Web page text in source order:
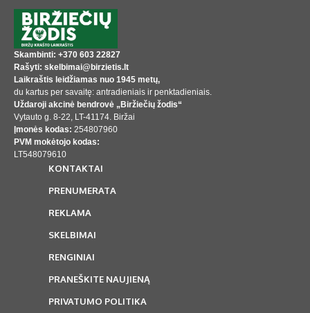
Skambinti: +370 603 22827
Rašyti: skelbimai@birzietis.lt
Laikraštis leidžiamas nuo 1945 metų,
du kartus per savaitę: antradieniais ir penktadieniais.
Uždaroji akcinė bendrovė „Biržiečių žodis“
Vytauto g. 8-22, LT-41174. Biržai
Įmonės kodas: 254807960
PVM mokėtojo kodas:
LT548079610
KONTAKTAI
PRENUMERATA
REKLAMA
SKELBIMAI
RENGINIAI
PRANEŠKITE NAUJIENĄ
PRIVATUMO POLITIKA